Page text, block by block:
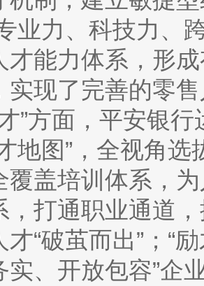
业力、科技力、
才能力体系，形
实现了完善的零
面，平安银行
地图”，全视角
覆盖培训体系，
，打通职业通道
“破茧而出”；“
实、开放包容”企